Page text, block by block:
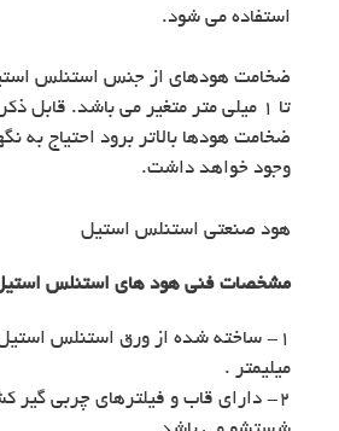
استفاده می شود.
تا ۱ میلی متر متغیر می باشد. قابل
ضخامت هودها بالاتر برود احتیاج به
وجود خواهد داشت.
هود صنعتی استنلس استیل
مشخصات فنی هود های استنلس
میلیمتر .
۲- دارای قاب و فیلترهای چربی گیر